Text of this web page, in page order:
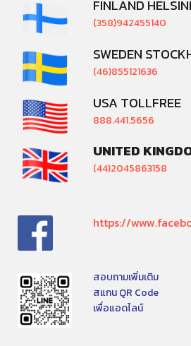
FINLAND
(358)942455140
SWEDEN
(46)855121636
USA TOLLFREE
888.441.5656
UNITED
(44)2045863158
https://
สอบถามเพิ่มเติม
สแกน QR Code
เพื่อแอดไลน์